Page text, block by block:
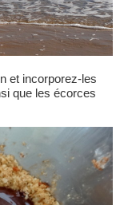
et incorporez-les
que les écorces